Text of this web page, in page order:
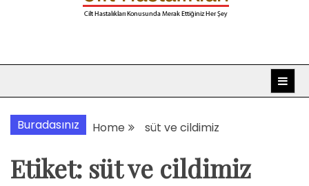
Dermatoloji uzmanı Dr.
Şafak Metekoğlu Akalın
Buradasınız Home süt ve cildimiz
Etiket: süt ve cildimiz